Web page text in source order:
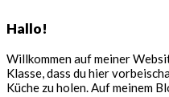
Hallo!
Willkommen auf meiner
Klasse, dass du hier
Küche zu holen. Auf meinem